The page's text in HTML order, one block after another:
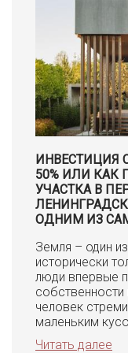
ИНВЕСТИЦИЯ
50% ИЛИ КАК
УЧАСТКА В
ОДНИМ ИЗ
Земля – один
исторически
люди впервые
человек
маленьким
Читать далее